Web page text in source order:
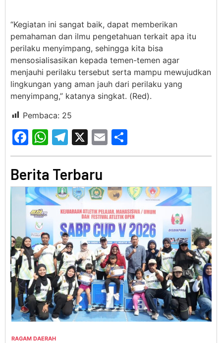
“Kegiatan ini sangat baik, dapat memberikan
pemahaman dan ilmu pengetahuan terkait apa itu
perilaku menyimpang, sehingga kita bisa
mensosialisasikan kepada temen-temen agar
menjauhi perilaku tersebut serta mampu mewujudkan
lingkungan yang aman jauh dari perilaku yang
menyimpang,” katanya singkat. (Red).
Pembaca: 25
Facebook
WhatsApp
Telegram
X Email
Berita Terbaru
RAGAM DAERAH